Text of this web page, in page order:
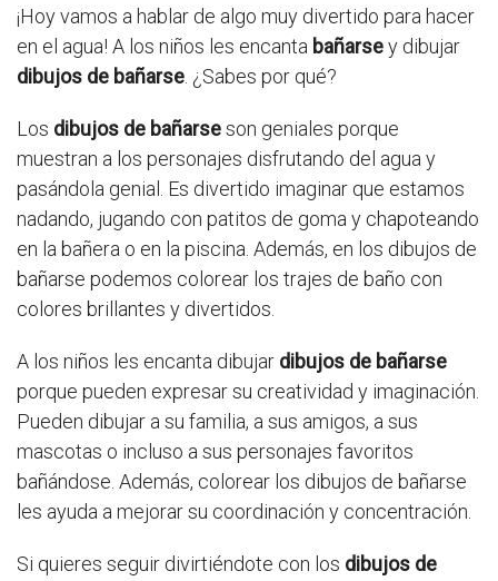
¡Hoy vamos a hablar de algo muy divertido para hacer
en el agua! A los niños les encanta bañarsey dibujar
dibujos de bañarse . ¿Sabes por qué?
Los dibujos de bañarseson geniales porque
muestran a los personajes disfrutando del agua y
pasándola genial. Es divertido imaginar que estamos
nadando, jugando con patitos de goma y chapoteando
en la bañera o en la piscina. Además, en los dibujos de
bañarse podemos colorear los trajes de baño con
colores brillantes y divertidos.
A los niños les encanta dibujar dibujos de bañarse
porque pueden expresar su creatividad y imaginación.
Pueden dibujar a su familia, a sus amigos, a sus
mascotas o incluso a sus personajes favoritos
bañándose. Además, colorear los dibujos de bañarse
les ayuda a mejorar su coordinación y concentración.
Si quieres seguir divirtiéndote con los dibujos de